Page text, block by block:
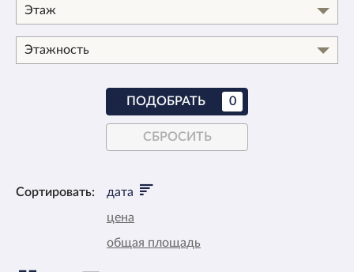
Этаж
Этажность
ПОДОБРАТЬ 0
СБРОСИТЬ
Сортировать:
дата
цена
общая площадь